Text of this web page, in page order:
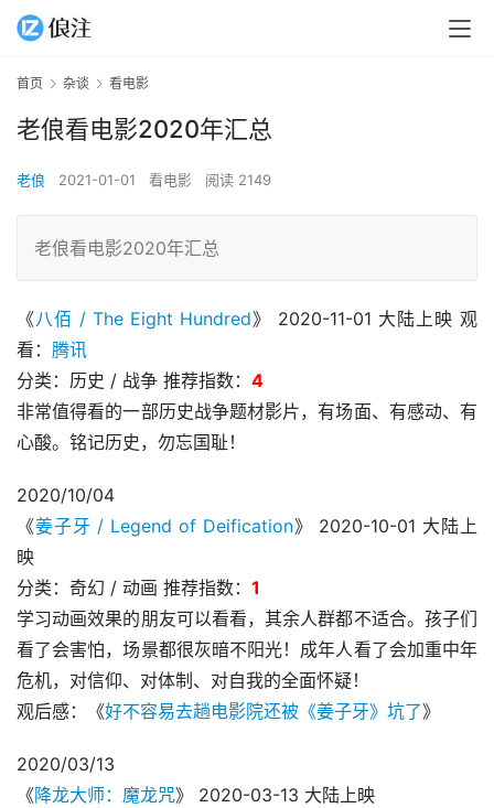
首页 杂谈 看电影
老俍看电影2020年汇总
老俍 2021-01-01 看电影 阅读 2149
老俍看电影2020年汇总
《八佰 / The Eight Hundred》 2020-11-01 大陆上映 观
看： 腾讯
分类：历史 / 战争 推荐指数： 4
非常值得看的一部历史战争题材影片，有场面、有感动、有
心酸。铭记历史，勿忘国耻！
2020/10/04
《姜子牙 / Legend of Deification》 2020-10-01 大陆上
映
分类：奇幻 / 动画 推荐指数： 1
学习动画效果的朋友可以看看，其余人群都不适合。孩子们
看了会害怕，场景都很灰暗不阳光！成年人看了会加重中年
危机，对信仰、对体制、对自我的全面怀疑！
观后感：《好不容易去趟电影院还被《姜子牙》坑了》
2020/03/13
《降龙大师：魔龙咒》 2020-03-13 大陆上映